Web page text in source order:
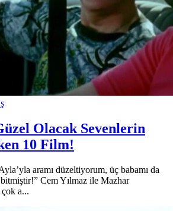
Olacak Sevenlerin
10 Film!
aramı düzeltiyorum, üç babamı da
Cem Yılmaz ile Mazhar
a...